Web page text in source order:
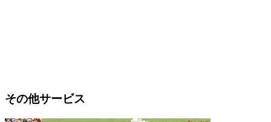
その他サービス